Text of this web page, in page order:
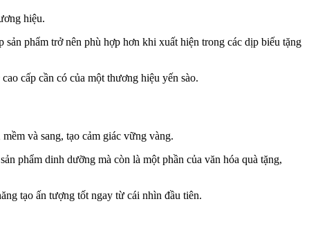
hiệu.
phẩm trở nên phù hợp hơn khi xuất hiện trong các dịp biếu tặng
cấp cần có của một thương hiệu yến sào.
và sang, tạo cảm giác vững vàng.
phẩm dinh dưỡng mà còn là một phần của văn hóa quà tặng,
tạo ấn tượng tốt ngay từ cái nhìn đầu tiên.